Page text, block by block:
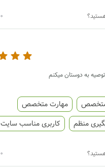
0
به دوستان میکنم
متخصص
مهارت متخصص
منظم
کاربری مناسب سایت
0